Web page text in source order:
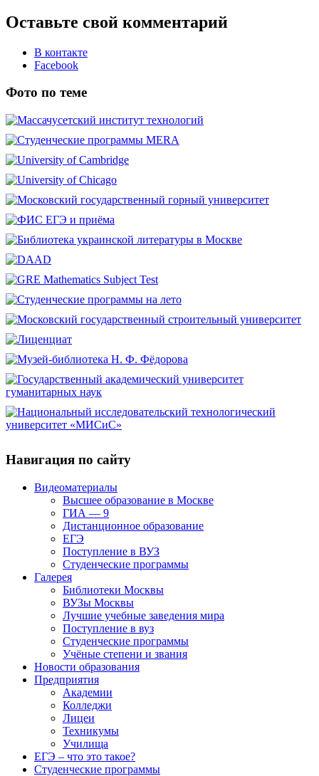
Оставьте свой комментарий
В контакте
Facebook
Фото по теме
Навигация по сайту
Видеоматериалы
Высшее образование в Москве
ГИА — 9
Дистанционное образование
ЕГЭ
Поступление в ВУЗ
Студенческие программы
Галерея
Библиотеки Москвы
ВУЗы Москвы
Лучшие учебные заведения мира
Поступление в вуз
Студенческие программы
Учёные степени и звания
Новости образования
Предприятия
Академии
Колледжи
Лицеи
Техникумы
Училища
ЕГЭ – что это такое?
Студенческие программы